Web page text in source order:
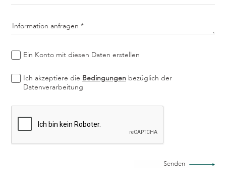
Information anfragen
Ein Konto mit diesen Daten erstellen
Ich akzeptiere die Bedingungenbezüglich der
Datenverarbeitung
Senden